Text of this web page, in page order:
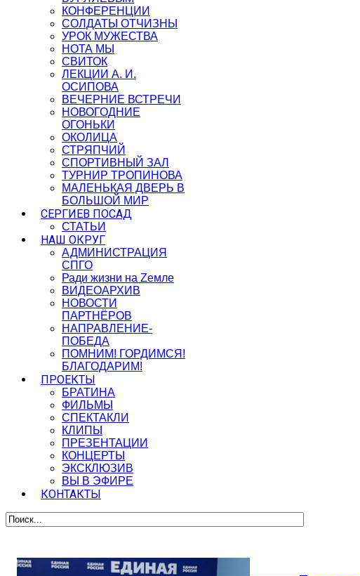
КОНФЕРЕНЦИИ
СОЛДАТЫ ОТЧИЗНЫ
УРОК МУЖЕСТВА
НОТА МЫ
СВИТОК
ЛЕКЦИИ А. И.
ОСИПОВА
ВЕЧЕРНИЕ ВСТРЕЧИ
НОВОГОДНИЕ
ОГОНЬКИ
ОКОЛИЦА
СТРЯПЧИЙ
СПОРТИВНЫЙ ЗАЛ
ТУРНИР ТРОПИНОВА
МАЛЕНЬКАЯ ДВЕРЬ В
БОЛЬШОЙ МИР
СЕРГИЕВ ПОСАД
СТАТЬИ
НАШ ОКРУГ
АДМИНИСТРАЦИЯ
СПГО
Ради жизни на Zемле
ВИДЕОАРХИВ
НОВОСТИ
ПАРТНЁРОВ
НАПРАВЛЕНИЕ-
ПОБЕДА
ПОМНИМ! ГОРДИМСЯ!
БЛАГОДАРИМ!
ПРОЕКТЫ
БРАТИНА
ФИЛЬМЫ
СПЕКТАКЛИ
КЛИПЫ
ПРЕЗЕНТАЦИИ
КОНЦЕРТЫ
ЭКСКЛЮЗИВ
ВЫ В ЭФИРЕ
КОНТАКТЫ